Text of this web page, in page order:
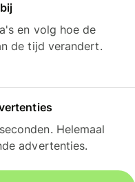
en volg hoe de
de tijd verandert.
Helemaal
advertenties.